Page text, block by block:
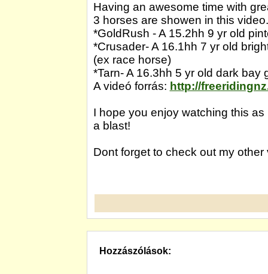
Having an awesome time with
3 horses are showen in this
*GoldRush - A 15.2hh 9 yr old
*Crusader- A 16.1hh 7 yr old
(ex race horse)
*Tarn- A 16.3hh 5 yr old dark
A videó forrás: http://
I hope you enjoy watching this
a blast!
Dont forget to check out my
Hozzászólások: